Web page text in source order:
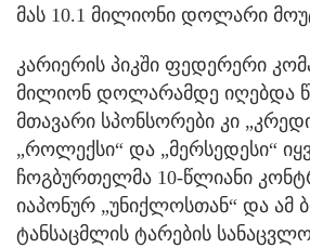
მას 10.1 მილიონი დოლარი
კარიერის პიკში ფედერერი
მილიონ დოლარამდე იღებდა
მთავარი სპონსორები კი
„როლექსი“ და „მერსედესი“
ჩოგბურთელმა 10-წლიანი
იაპონურ „უნიქლოსთან“ და ამ
ტანსაცმლის ტარების